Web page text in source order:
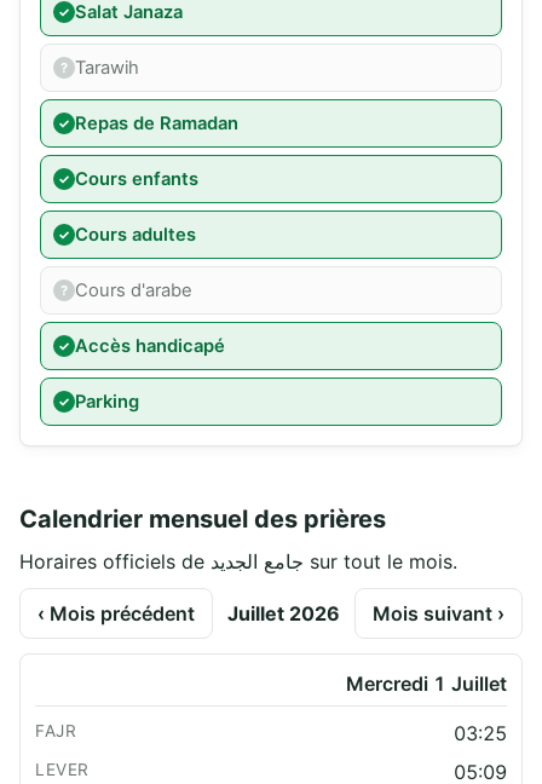
Salat Janaza
Tarawih
Repas de Ramadan
Cours enfants
Cours adultes
Cours d'arabe
Accès handicapé
Parking
Calendrier mensuel des prières
Horaires officiels de جامع الجديد sur tout le mois.
‹ Mois précédent Juillet 2026 Mois suivant ›
Mercredi 1 Juillet
03:25
05:09